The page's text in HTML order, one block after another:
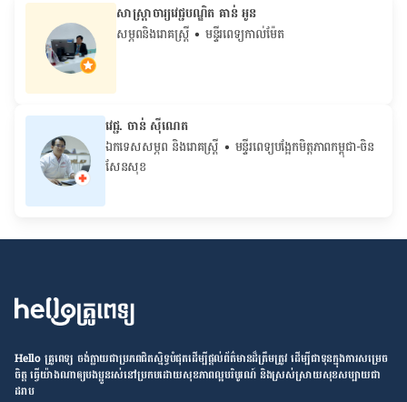
សាស្ត្រាចារ្យវេជ្ជបណ្ឌិត គាន់ អូន
សម្ភពនិងរោគស្រ្តី • មន្ទីរពេទ្យកាល់ម៉ែត
វេជ្ជ. ចាន់ ស៊ីណេត
ឯកទេសសម្ភព និងរោគស្ត្រី • ម​ន្ទីរពេទ្យបង្អែកមិត្តភាពកម្ពុជា-ចិន
សែនសុខ
Hello គ្រូពេទ្យ ​ចង់​ក្លាយ​ជា​ប្រភព​ជិតស្និទ្ធបំផុតដើម្បី​ផ្ដល់​ព័ត៌មាន​ដ៏​ត្រឹមត្រូវ​ ដើម្បី​ជា​ទុន​ក្នុង​ការ​សម្រេច​
ចិត្ត ធ្វើ​យ៉ាង​ណា​ឲ្យ​បងប្អូន​រស់នៅ​ប្រកប​ដោយ​សុខភាព​ល្អ​បរិបូរណ៍ និង​ស្រស់ស្រាយ​សុខសប្បាយ​ជា​
ដរាប